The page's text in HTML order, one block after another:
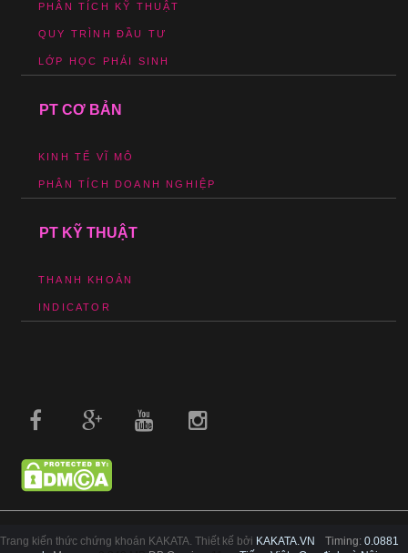
PHÂN TÍCH KỸ THUẬT
QUY TRÌNH ĐẦU TƯ
LỚP HỌC PHÁI SINH
PT CƠ BẢN
KINH TẾ VĨ MÔ
PHÂN TÍCH DOANH NGHIỆP
PT KỸ THUẬT
THANH KHOẢN
INDICATOR
Trang kiến thức chứng khoán KAKATA. Thiết kế bởi KAKATA.VN
Timing: 0.0881